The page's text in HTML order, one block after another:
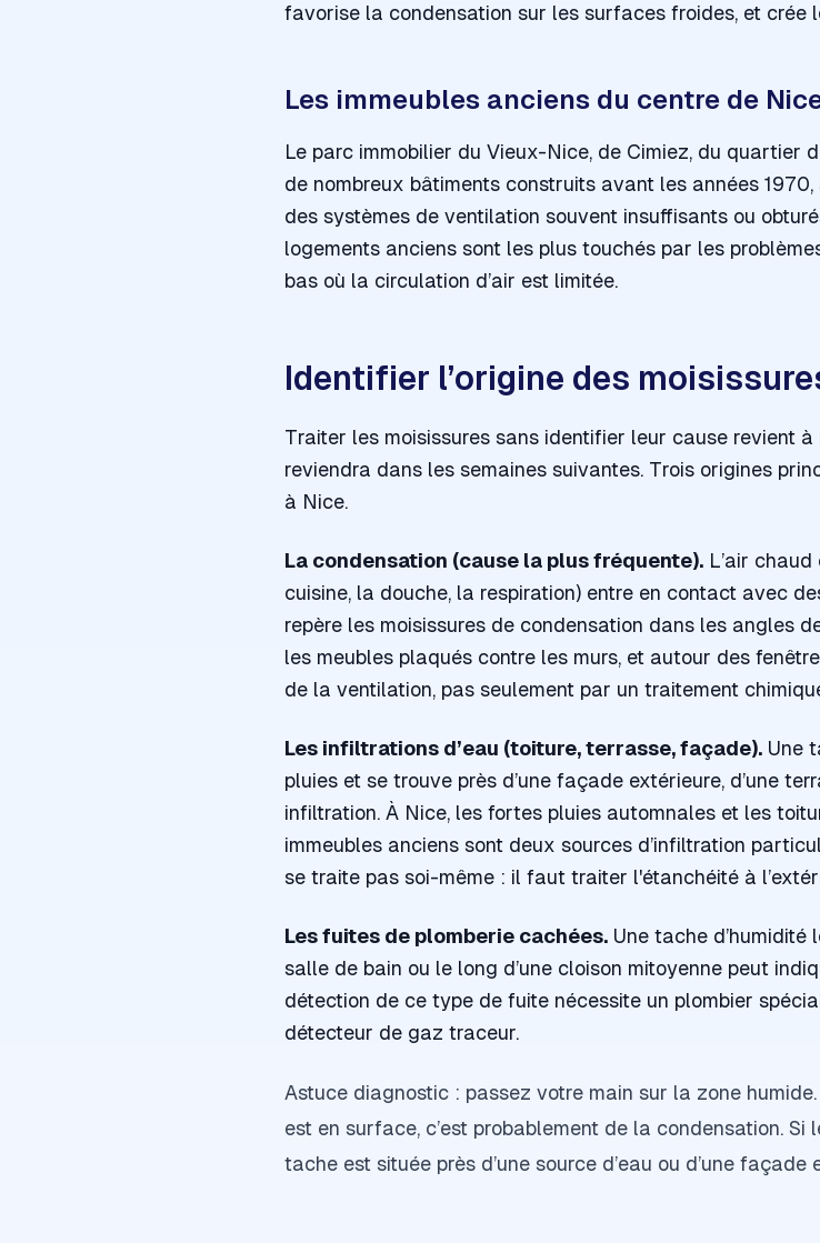
favorise la condensation sur les surfaces froides, et crée
Les immeubles anciens du centre de
Le parc immobilier du Vieux-Nice, de Cimiez, du quartier
de nombreux bâtiments construits avant les années
des systèmes de ventilation souvent insuffisants ou
logements anciens sont les plus touchés par les
bas où la circulation d’air est limitée.
Identifier l’origine des
Traiter les moisissures sans identifier leur cause revient
reviendra dans les semaines suivantes. Trois origines
à Nice.
La condensation (cause la plus fréquente). L’air
cuisine, la douche, la respiration) entre en contact avec
repère les moisissures de condensation dans les angles
les meubles plaqués contre les murs, et autour des
de la ventilation, pas seulement par un traitement
Les infiltrations d’eau (toiture, terrasse, façade). Une
pluies et se trouve près d’une façade extérieure, d’une
infiltration. À Nice, les fortes pluies automnales et les
immeubles anciens sont deux sources d’infiltration
se traite pas soi-même : il faut traiter l'étanchéité à
Les fuites de plomberie cachées. Une tache
salle de bain ou le long d’une cloison mitoyenne peut
détection de ce type de fuite nécessite un plombier
détecteur de gaz traceur.
Astuce diagnostic : passez votre main sur la zone
est en surface, c’est probablement de la condensation.
tache est située près d’une source d’eau ou d’une